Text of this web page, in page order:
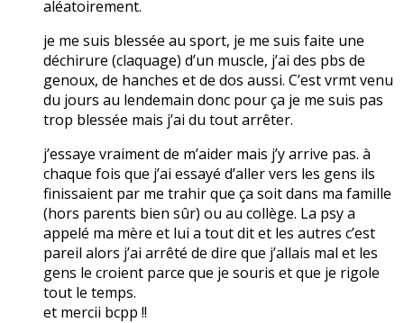
aléatoirement.
je me suis blessée au sport, je me suis faite une
déchirure (claquage) d’un muscle, j’ai des pbs de
genoux, de hanches et de dos aussi. C’est vrmt venu
du jours au lendemain donc pour ça je me suis pas
trop blessée mais j’ai du tout arrêter.
j’essaye vraiment de m’aider mais j’y arrive pas. à
chaque fois que j’ai essayé d’aller vers les gens ils
finissaient par me trahir que ça soit dans ma famille
(hors parents bien sûr) ou au collège. La psy a
appelé ma mère et lui a tout dit et les autres c’est
pareil alors j’ai arrêté de dire que j’allais mal et les
gens le croient parce que je souris et que je rigole
tout le temps.
et mercii bcpp !!